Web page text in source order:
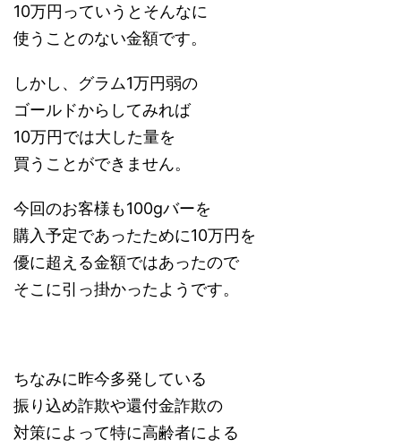
10万円っていうとそんなに
使うことのない金額です。
しかし、グラム1万円弱の
ゴールドからしてみれば
10万円では大した量を
買うことができません。
今回のお客様も100gバーを
購入予定であったために10万円を
優に超える金額ではあったので
そこに引っ掛かったようです。
ちなみに昨今多発している
振り込め詐欺や還付金詐欺の
対策によって特に高齢者による